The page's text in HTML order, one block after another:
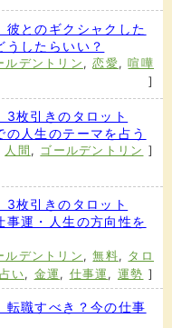
彼とのギクシャクした
うしたらいい？
ルデントリン ,恋愛,喧嘩
]
3枚引きのタロット
人生のテーマを占う
人間 , ゴールデントリン ]
3枚引きのタロット
事運・人生の方向性を
ルデントリン ,無料, タロ
占い, 金運 , 仕事運 , 運勢 ]
転職すべき？今の仕事